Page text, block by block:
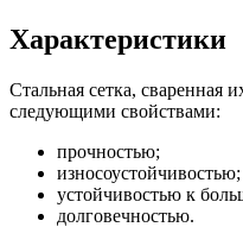
Характеристики
Стальная сетка, сваренная
следующими свойствами:
прочностью;
износоустойчивостью;
устойчивостью к
долговечностью.